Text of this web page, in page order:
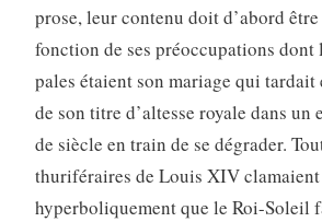
prose, leur contenu doit d’abord
fonction de ses préoccupations
pales étaient son mariage qui
de son titre d’altesse royale dans un
de siècle en train de se dégrader.
thuriféraires de Louis XIV clamaient
hyperboliquement que le Roi-Soleil